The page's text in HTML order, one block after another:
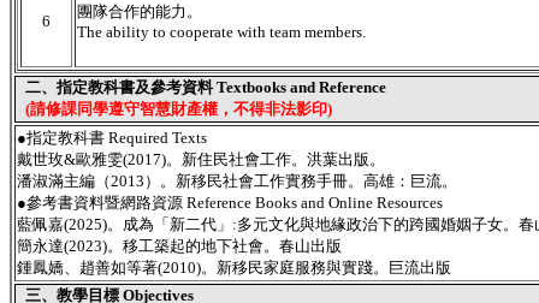
6
團隊合作的能力。
The ability to cooperate with team members.
二、指定教科書及參考資料 Textbooks and Reference
(請修課同學遵守智慧財產權，不得非法影印)
●指定教科書 Required Texts
戴世玫&歐雅雯(2017)。新住民社會工作。洪葉出版。
潘淑滿主編（2013）。新移民社會工作實務手冊。高雄：巨流。
●參考書資料暨網路資源 Reference Books and Online Resources
藍佩嘉(2025)。成為「新二代」:多元文化與地緣政治下的跨國婚姻子女。春
簡永達(2023)。移工築起的地下社會。春山出版
鍾鳳嬌、趙善如等著(2010)。新移民家庭服務與實踐。巨流出版
三、教學目標 Objectives